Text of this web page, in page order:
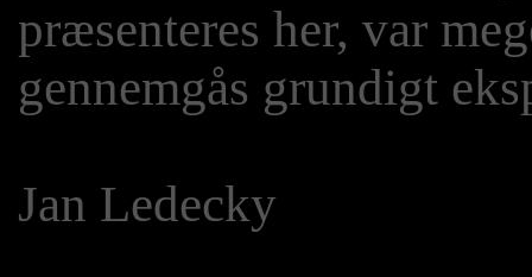
præsenteres her, var
gennemgås grundigt
Jan Ledecky